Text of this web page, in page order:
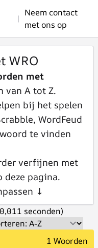
|
Neem contact
met ons op
WRO
met
van A tot Z.
bij het spelen
WordFeud
te vinden
verfijnen met
pagina.
↓
seconden)
1 Woorden